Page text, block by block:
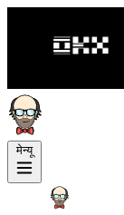
मेन्यू